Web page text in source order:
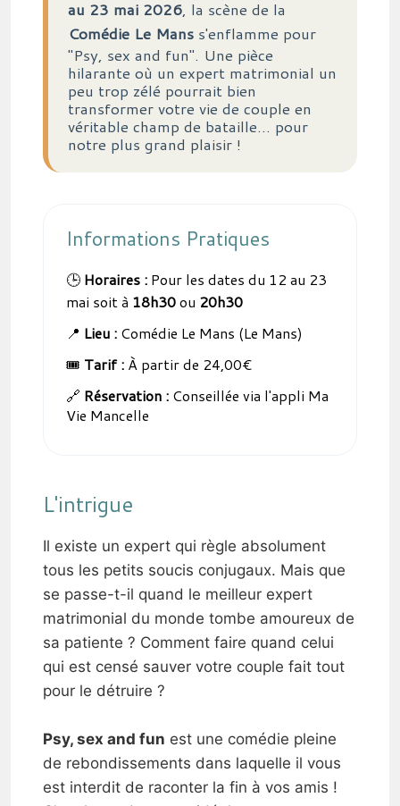
au 23 mai 2026 , la scène de la
Comédie Le Mans s'enflamme pour
"Psy, sex and fun". Une pièce
hilarante où un expert matrimonial un
peu trop zélé pourrait bien
transformer votre vie de couple en
véritable champ de bataille... pour
notre plus grand plaisir !
Informations Pratiques
🕒 Horaires : Pour les dates du 12 au 23
mai soit à 18h30ou 20h30
📍 Lieu : Comédie Le Mans (Le Mans)
🎟️ Tarif : À partir de 24,00€
🔗 Réservation : Conseillée via l'appli Ma
Vie Mancelle
L'intrigue
Il existe un expert qui règle absolument
tous les petits soucis conjugaux. Mais que
se passe-t-il quand le meilleur expert
matrimonial du monde tombe amoureux de
sa patiente ? Comment faire quand celui
qui est censé sauver votre couple fait tout
pour le détruire ?
Psy, sex and fun est une comédie pleine
de rebondissements dans laquelle il vous
est interdit de raconter la fin à vos amis !